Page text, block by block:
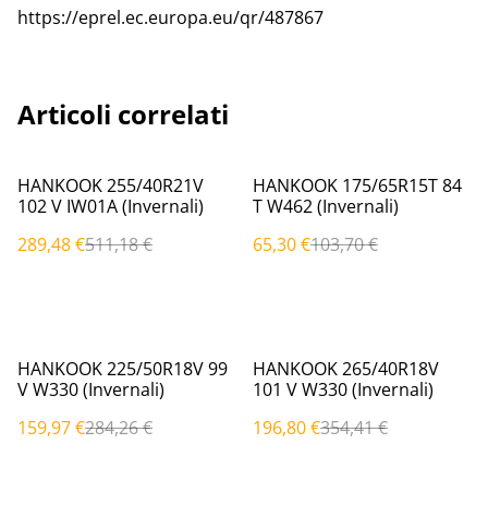
https://eprel.ec.europa.eu/qr/487867
Articoli correlati
%
HANKOOK 255/40R21V
102 V IW01A (Invernali)
289,48 €511,18 €
%
HANKOOK 175/65R15T 84
T W462 (Invernali)
65,30 €103,70 €
%
HANKOOK 225/50R18V 99
V W330 (Invernali)
159,97 €284,26 €
%
HANKOOK 265/40R18V
101 V W330 (Invernali)
196,80 €354,41 €